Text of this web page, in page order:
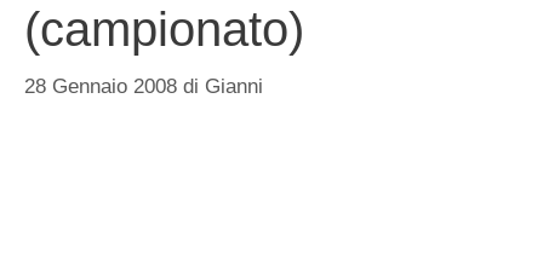
(campionato)
28 Gennaio 2008 di Gianni